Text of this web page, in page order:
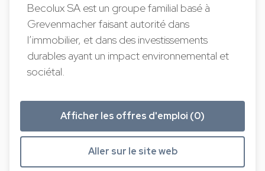
Becolux SA est un groupe familial basé à
Grevenmacher faisant autorité dans
l’immobilier, et dans des investissements
durables ayant un impact environnemental et
sociétal.
Afficher les offres d'emploi (0)
Aller sur le site web